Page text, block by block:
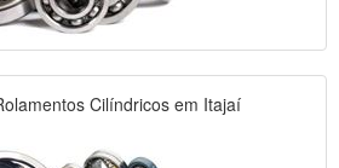
Cilíndricos em Itajaí